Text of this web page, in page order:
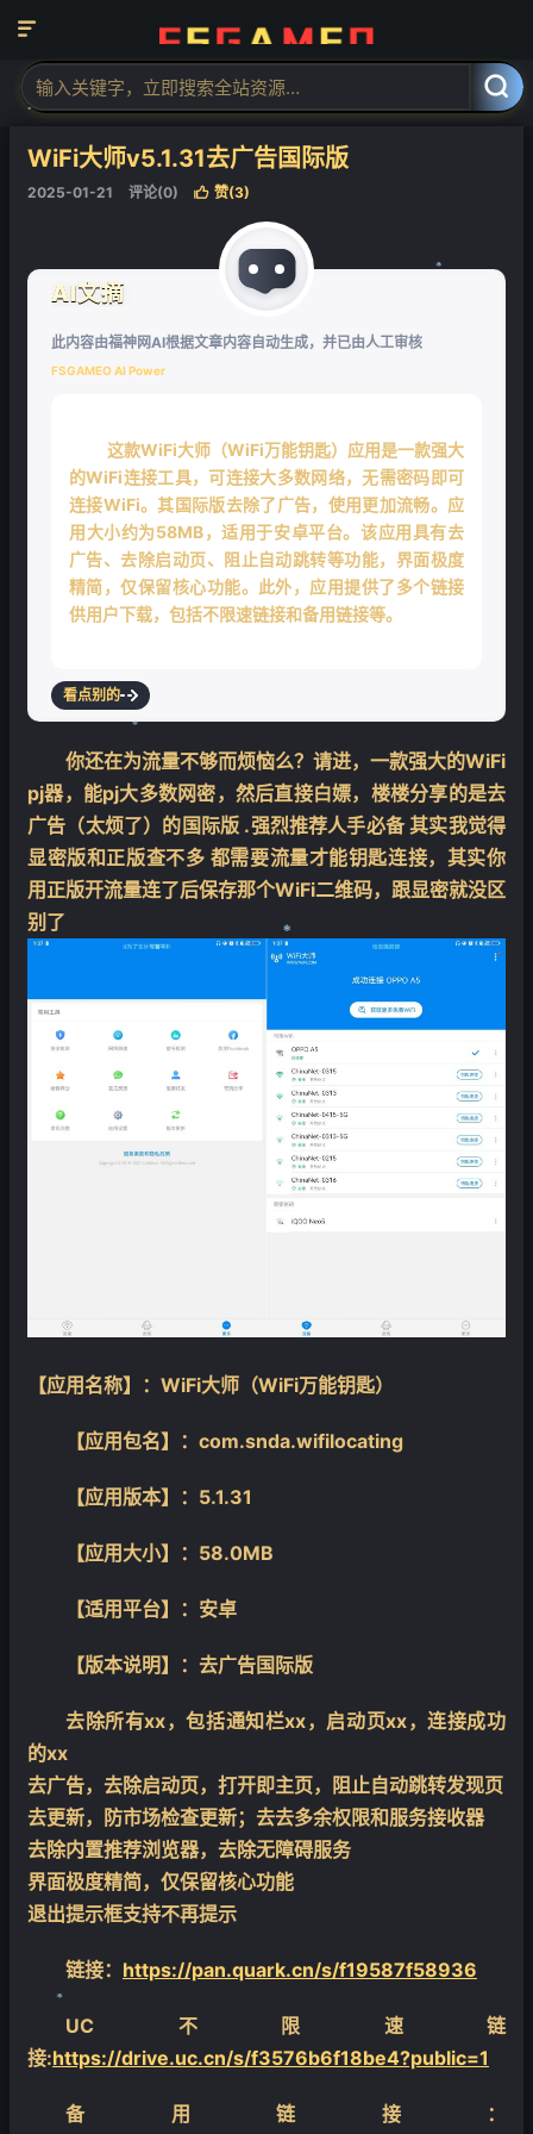


当前位置：福神网-专注分享最实用的软件、工具、资讯
正
文
WiFi大师v5.1.31去广告国际版
2025-01-21 评论(0)  赞(3)
AI文摘
此内容由福神网AI根据文章内容自动生成，并已由人工审核
FSGAMEO AI Power
这款WiFi大师（WiFi万能钥匙）应用是一款强大
的WiFi连接工具，可连接大多数网络，无需密码即可
连接WiFi。其国际版去除了广告，使用更加流畅。应
用大小约为58MB，适用于安卓平台。该应用具有去
广告、去除启动页、阻止自动跳转等功能，界面极度
精简，仅保留核心功能。此外，应用提供了多个链接
供用户下载，包括不限速链接和备用链接等。
看点别的
你还在为流量不够而烦恼么？请进，一款强大的WiFi
pj器，能pj大多数网密，然后直接白嫖，楼楼分享的是去
广告（太烦了）的国际版 .强烈推荐人手必备 其实我觉得
显密版和正版查不多 都需要流量才能钥匙连接，其实你
用正版开流量连了后保存那个WiFi二维码，跟显密就没区
别了
【应用名称】：WiFi大师（WiFi万能钥匙）
【应用包名】：com.snda.wifilocating
【应用版本】：5.1.31
【应用大小】：58.0MB
【适用平台】：安卓
【版本说明】：去广告国际版
去除所有xx，包括通知栏xx，启动页xx，连接成功
的xx
去广告，去除启动页，打开即主页，阻止自动跳转发现页
去更新，防市场检查更新；去去多余权限和服务接收器
去除内置推荐浏览器，去除无障碍服务
界面极度精简，仅保留核心功能
退出提示框支持不再提示
链接： https://pan.quark.cn/s/f19587f58936
UC不限速链
接:https://drive.uc.cn/s/f3576b6f18be4?public=1
备用链接：
❄